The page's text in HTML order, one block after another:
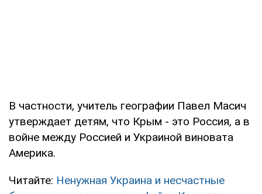
В частности, учитель географии Павел Масич
утверждает детям, что Крым - это Россия, а в
войне между Россией и Украиной виновата
Америка.
Читайте: Ненужная Украина и несчастные